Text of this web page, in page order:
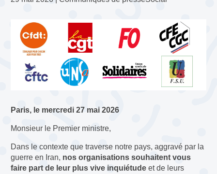
Paris, le mercredi 27 mai 2026
Monsieur le Premier ministre,
Dans le contexte que traverse notre pays, aggravé par la
guerre en Iran, nos organisations souhaitent vous
faire part de leur plus vive inquiétude et de leurs